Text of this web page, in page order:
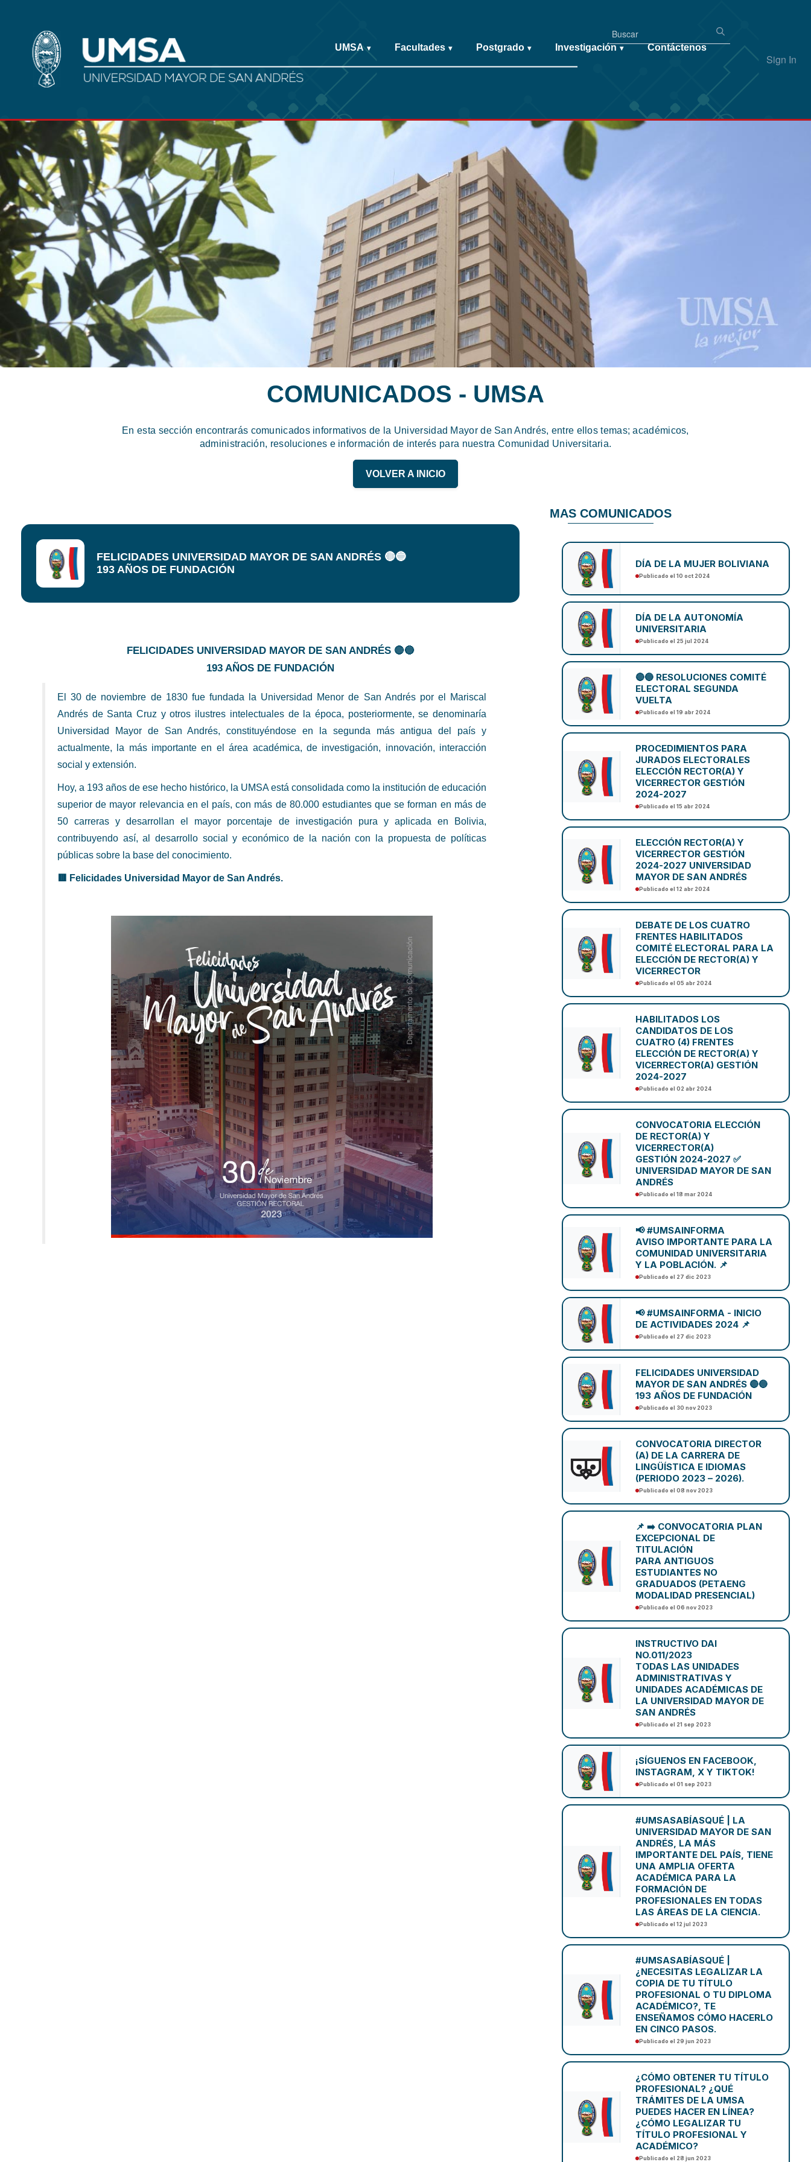
Sign In
UMSA ▾ Facultades ▾ Postgrado ▾ Investigación ▾ Contáctenos
COMUNICADOS - UMSA
En esta sección encontrarás comunicados informativos de la Universidad Mayor de San Andrés, entre ellos temas; académicos,
administración, resoluciones e información de interés para nuestra Comunidad Universitaria.
VOLVER A INICIO
FELICIDADES UNIVERSIDAD MAYOR DE SAN ANDRÉS 🔴🔵
193 AÑOS DE FUNDACIÓN
FELICIDADES UNIVERSIDAD MAYOR DE SAN ANDRÉS 🔴🔵
193 AÑOS DE FUNDACIÓN
El 30 de noviembre de 1830 fue fundada la Universidad Menor de San Andrés por el Mariscal
Andrés de Santa Cruz y otros ilustres intelectuales de la época, posteriormente, se denominaría
Universidad Mayor de San Andrés, constituyéndose en la segunda más antigua del país y
actualmente, la más importante en el área académica, de investigación, innovación, interacción
social y extensión.
Hoy, a 193 años de ese hecho histórico, la UMSA está consolidada como la institución de educación
superior de mayor relevancia en el país, con más de 80.000 estudiantes que se forman en más de
50 carreras y desarrollan el mayor porcentaje de investigación pura y aplicada en Bolivia,
contribuyendo así, al desarrollo social y económico de la nación con la propuesta de políticas
públicas sobre la base del conocimiento.
🟥 Felicidades Universidad Mayor de San Andrés.
MAS COMUNICADOS
DÍA DE LA MUJER BOLIVIANA
Publicado el 10 oct 2024
DÍA DE LA AUTONOMÍA
UNIVERSITARIA
Publicado el 25 jul 2024
🔴🔵 RESOLUCIONES COMITÉ
ELECTORAL SEGUNDA
VUELTA
Publicado el 19 abr 2024
PROCEDIMIENTOS PARA
JURADOS ELECTORALES
ELECCIÓN RECTOR(A) Y
VICERRECTOR GESTIÓN
2024-2027
Publicado el 15 abr 2024
ELECCIÓN RECTOR(A) Y
VICERRECTOR GESTIÓN
2024-2027 UNIVERSIDAD
MAYOR DE SAN ANDRÉS
Publicado el 12 abr 2024
DEBATE DE LOS CUATRO
FRENTES HABILITADOS
COMITÉ ELECTORAL PARA LA
ELECCIÓN DE RECTOR(A) Y
VICERRECTOR
Publicado el 05 abr 2024
HABILITADOS LOS
CANDIDATOS DE LOS
CUATRO (4) FRENTES
ELECCIÓN DE RECTOR(A) Y
VICERRECTOR(A) GESTIÓN
2024-2027
Publicado el 02 abr 2024
CONVOCATORIA ELECCIÓN
DE RECTOR(A) Y
VICERRECTOR(A)
GESTIÓN 2024-2027 ✅
UNIVERSIDAD MAYOR DE SAN
ANDRÉS
Publicado el 18 mar 2024
📢 #UMSAINFORMA
AVISO IMPORTANTE PARA LA
COMUNIDAD UNIVERSITARIA
Y LA POBLACIÓN. 📌
Publicado el 27 dic 2023
📢 #UMSAINFORMA - INICIO
DE ACTIVIDADES 2024 📌
Publicado el 27 dic 2023
FELICIDADES UNIVERSIDAD
MAYOR DE SAN ANDRÉS 🔴🔵
193 AÑOS DE FUNDACIÓN
Publicado el 30 nov 2023
CONVOCATORIA DIRECTOR
(A) DE LA CARRERA DE
LINGÜÍSTICA E IDIOMAS
(PERIODO 2023 – 2026).
Publicado el 08 nov 2023
📌 ➡️ CONVOCATORIA PLAN
EXCEPCIONAL DE
TITULACIÓN
PARA ANTIGUOS
ESTUDIANTES NO
GRADUADOS (PETAENG
MODALIDAD PRESENCIAL)
Publicado el 06 nov 2023
INSTRUCTIVO DAI
NO.011/2023
TODAS LAS UNIDADES
ADMINISTRATIVAS Y
UNIDADES ACADÉMICAS DE
LA UNIVERSIDAD MAYOR DE
SAN ANDRÉS
Publicado el 21 sep 2023
¡SÍGUENOS EN FACEBOOK,
INSTAGRAM, X Y TIKTOK!
Publicado el 01 sep 2023
#UMSASABÍASQUÉ | LA
UNIVERSIDAD MAYOR DE SAN
ANDRÉS, LA MÁS
IMPORTANTE DEL PAÍS, TIENE
UNA AMPLIA OFERTA
ACADÉMICA PARA LA
FORMACIÓN DE
PROFESIONALES EN TODAS
LAS ÁREAS DE LA CIENCIA.
Publicado el 12 jul 2023
#UMSASABÍASQUÉ |
¿NECESITAS LEGALIZAR LA
COPIA DE TU TÍTULO
PROFESIONAL O TU DIPLOMA
ACADÉMICO?, TE
ENSEÑAMOS CÓMO HACERLO
EN CINCO PASOS.
Publicado el 29 jun 2023
¿CÓMO OBTENER TU TÍTULO
PROFESIONAL? ¿QUÉ
TRÁMITES DE LA UMSA
PUEDES HACER EN LÍNEA?
¿CÓMO LEGALIZAR TU
TÍTULO PROFESIONAL Y
ACADÉMICO?
Publicado el 28 jun 2023